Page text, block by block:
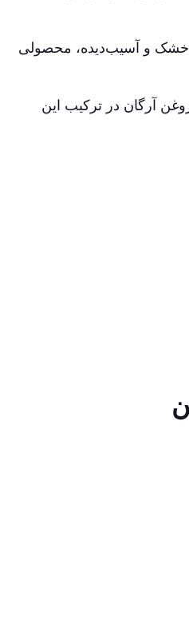
موهای خشک و آسیب‌دیده، محصولی
آرگان در ترکیب این